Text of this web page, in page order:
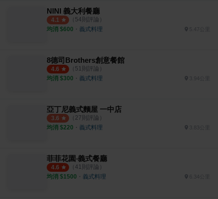
NINI 義大利餐廳
4.1 （ 54則評論）
均消 $600 ・ 義式料理 5.47公里
8德司Brothers創意餐館
4.6 （ 51 則評論）
均消 $300 ・ 義式料理 3.94公里
亞丁尼義式麵屋 一中店
3.6 （ 27則評論）
均消 $220 ・ 義式料理
菲菲花園‧義式餐廳
4.6 （ 41 則評論）
均消 $1500 ・ 義式料理 6.34公里